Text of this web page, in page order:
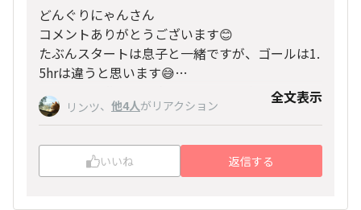
どんぐりにゃんさん
コメントありがとうございます😊
たぶんスタートは息子と一緒ですが、ゴールは1.
5hrは違うと思います😅
みなさんと非日常を楽しみましょう♪
リンツ、 他4人がリアクション 全文表示
いいね 返信する